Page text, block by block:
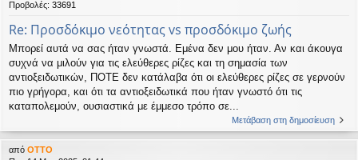
Προβολές: 33691
Re: Προσδόκιμο νεότητας vs προσδόκιμο ζωής
Μπορεί αυτά να σας ήταν γνωστά. Εμένα δεν μου ήταν. Αν και άκουγα
συχνά να μιλούν για τις ελεύθερες ρίζες και τη σημασία των
αντιοξειδωτικών, ΠΟΤΕ δεν κατάλαβα ότι οι ελεύθερες ρίζες σε γερνούν
πιο γρήγορα, και ότι τα αντιοξειδωτικά που ήταν γνωστό ότι τις
καταπολεμούν, ουσιαστικά με έμμεσο τρόπο σε...
Μετάβαση στη δημοσίευση
από OTTO